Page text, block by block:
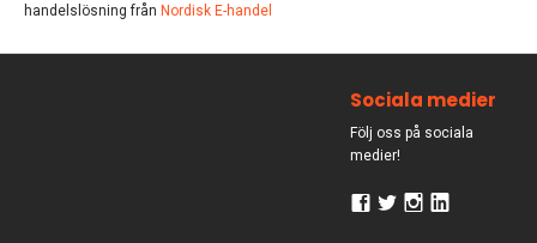
handelslösning från Nordisk E-handel
Sociala medier
Följ oss på sociala
medier!